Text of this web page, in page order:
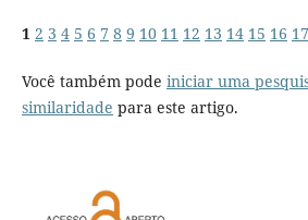
1 2 3 4 5 6 7 8 9 10 11 12 13 14 15 16 17
Você também pode iniciar uma
similaridade para este artigo.